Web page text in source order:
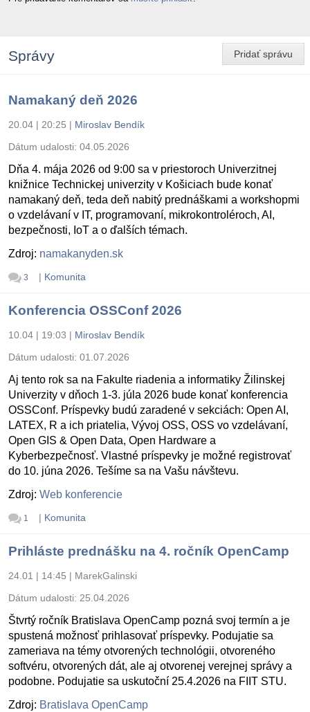
Pridať správu
Správy
Namakaný deň 2026
20.04 | 20:25 | Miroslav Bendík
Dátum udalosti: 04.05.2026
Dňa 4. mája 2026 od 9:00 sa v priestoroch Univerzitnej
knižnice Technickej univerzity v Košiciach bude konať
namakaný deň, teda deň nabitý prednáškami a workshopmi
o vzdelávaní v IT, programovaní, mikrokontroléroch, AI,
bezpečnosti, IoT a o ďalších témach.
Zdroj: namakanyden.sk
3 | Komunita
Konferencia OSSConf 2026
10.04 | 19:03 | Miroslav Bendík
Dátum udalosti: 01.07.2026
Aj tento rok sa na Fakulte riadenia a informatiky Žilinskej
Univerzity v dňoch 1-3. júla 2026 bude konať konferencia
OSSConf. Príspevky budú zaradené v sekciách: Open AI,
LATEX, R a ich priatelia, Vývoj OSS, OSS vo vzdelávaní,
Open GIS & Open Data, Open Hardware a
Kyberbezpečnosť. Vlastné príspevky je možné registrovať
do 10. júna 2026. Tešíme sa na Vašu návštevu.
Zdroj: Web konferencie
1 | Komunita
Prihláste prednášku na 4. ročník OpenCamp
24.01 | 14:45 | MarekGalinski
Dátum udalosti: 25.04.2026
Štvrtý ročník Bratislava OpenCamp pozná svoj termín a je
spustená možnosť prihlasovať príspevky. Podujatie sa
zameriava na témy otvorených technológii, otvoreného
softvéru, otvorených dát, ale aj otvorenej verejnej správy a
podobne. Podujatie sa uskutoční 25.4.2026 na FIIT STU.
Zdroj: Bratislava OpenCamp